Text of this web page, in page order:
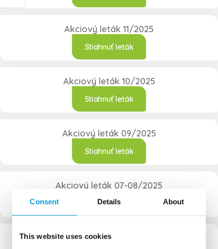
Consent Details About
This website uses cookies
Akciový leták 11/2025
Stiahnuť leták
Akciový leták 10/2025
Stiahnuť leták
Akciový leták 09/2025
Stiahnuť leták
Akciový leták 07-08/2025
Stiahnuť leták
Akciový leták 06/2025